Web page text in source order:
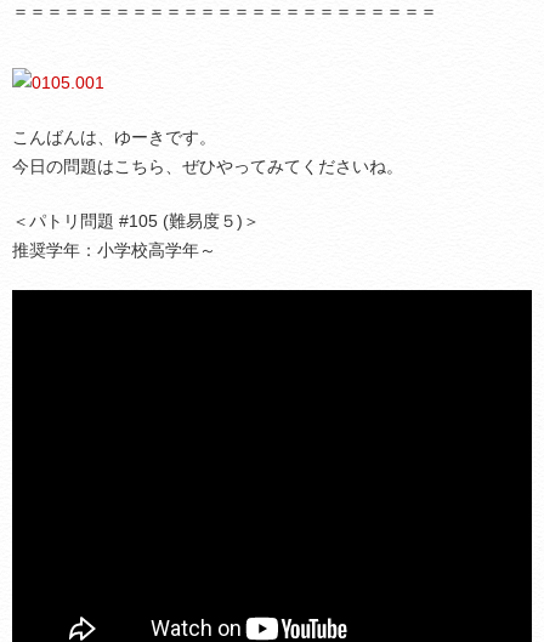
＝＝＝＝＝＝＝＝＝＝＝＝＝＝＝＝＝＝＝＝＝＝＝＝＝
こんばんは、ゆーきです。
今日の問題はこちら、ぜひやってみてくださいね。
＜パトリ問題 #105 (難易度５)＞
推奨学年：小学校高学年～